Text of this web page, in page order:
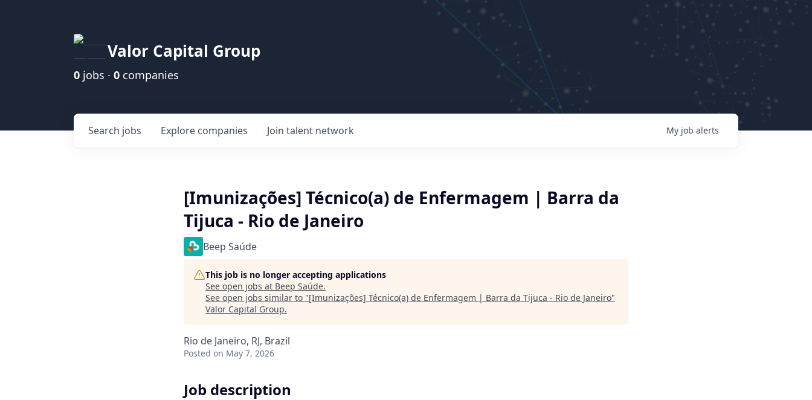
Valor Capital Group
0 jobs · 0 companies
Search jobs Explore companies Join talent network My job alerts
[Imunizações] Técnico(a) de Enfermagem | Barra da
Tijuca - Rio de Janeiro
Beep Saúde
This job is no longer accepting applications
See open jobs at Beep Saúde.
See open jobs similar to "[Imunizações] Técnico(a) de Enfermagem | Barra da Tijuca - Rio de Janeiro"
Valor Capital Group.
Rio de Janeiro, RJ, Brazil
Posted on May 7, 2026
Job description